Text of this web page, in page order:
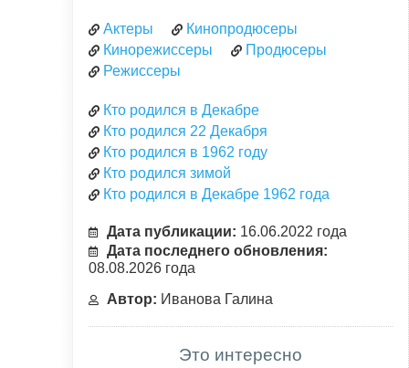
Актеры
Кинопродюсеры
Кинорежиссеры
Продюсеры
Режиссеры
Кто родился в Декабре
Кто родился 22 Декабря
Кто родился в 1962 году
Кто родился зимой
Кто родился в Декабре 1962 года
Дата публикации: 16.06.2022 года
Дата последнего обновления:
08.08.2026 года
Автор: Иванова Галина
Это интересно